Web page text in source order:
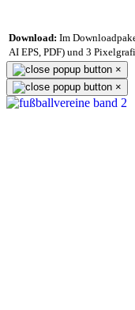
Download: Im
AI EPS, PDF) und 3
×
×